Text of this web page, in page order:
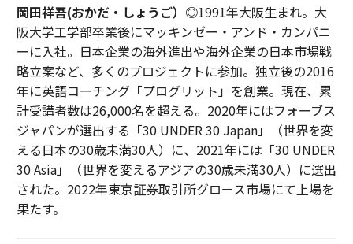
岡田祥吾(おかだ・しょうご）◎1991年大阪生まれ。大
阪大学工学部卒業後にマッキンゼー・アンド・カンパニ
ーに入社。日本企業の海外進出や海外企業の日本市場戦
略立案など、多くのプロジェクトに参加。独立後の2016
年に英語コーチング「プログリット」を創業。現在、累
計受講者数は26,000名を超える。2020年にはフォーブス
ジャパンが選出する「30 UNDER 30 Japan」（世界を変
える日本の30歳未満30人）に、2021年には「30 UNDER
30 Asia」（世界を変えるアジアの30歳未満30人）に選出
された。2022年東京証券取引所グロース市場にて上場を
果たす。